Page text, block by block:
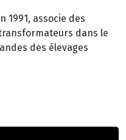
1991, associe des
dans le
des élevages